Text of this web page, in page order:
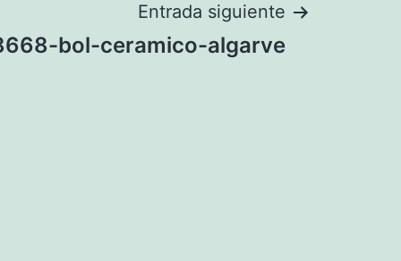
Entrada siguiente
bol-ceramico-algarve